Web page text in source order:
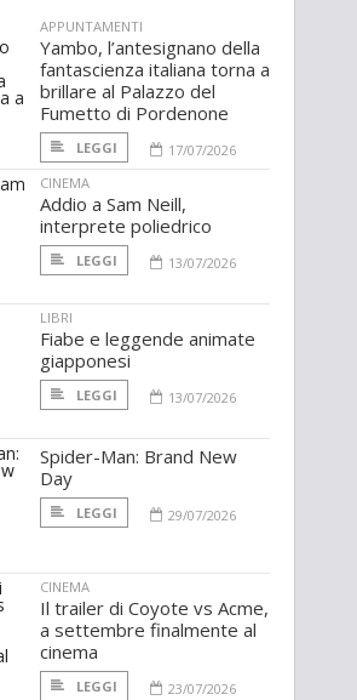
APPUNTAMENTI
Yambo, l’antesignano della
fantascienza italiana torna a
brillare al Palazzo del
Fumetto di Pordenone
LEGGI
17/07/2026
CINEMA
Addio a Sam Neill,
interprete poliedrico
LEGGI 13/07/2026
LIBRI
Fiabe e leggende animate
giapponesi
LEGGI 13/07/2026
Spider-Man: Brand New
Day
LEGGI 29/07/2026
CINEMA
Il trailer di Coyote vs Acme,
a settembre finalmente al
cinema
LEGGI 23/07/2026